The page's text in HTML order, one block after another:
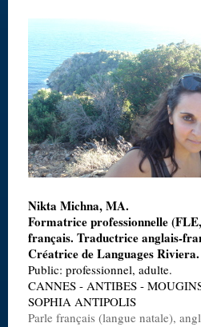
Nikta Michna, MA.
Formatrice professionnelle
français. Traductrice anglais-
Créatrice de Languages Riviera.
Public: professionnel, adulte.
CANNES - ANTIBES -
SOPHIA ANTIPOLIS
Parle français (langue natale),